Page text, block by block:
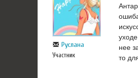
Руслана
Участник
нее
то